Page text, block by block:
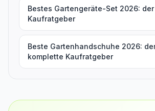
Bestes Gartengeräte-Set 2026:
Kaufratgeber
Beste Gartenhandschuhe 2026:
komplette Kaufratgeber